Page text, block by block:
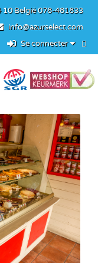
10België078-481833
info@azurselect.com
Se connecter